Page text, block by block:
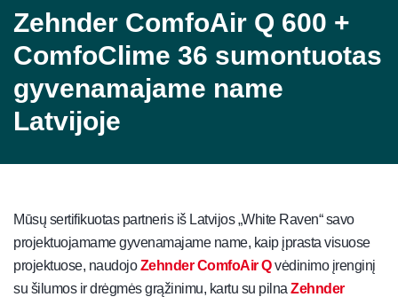
Zehnder ComfoAir Q 600 +
ComfoClime 36 sumontuotas
gyvenamajame name
Latvijoje
Mūsų sertifikuotas partneris iš Latvijos „White Raven“ savo
projektuojamame gyvenamajame name, kaip įprasta visuose
projektuose, naudojoZehnder ComfoAir Qvėdinimo įrenginį
su šilumos ir drėgmės grąžinimu, kartu su pilna Zehnder